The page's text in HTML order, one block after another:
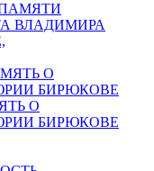
ВЛАДИМИРА
О
БИРЮКОВЕ